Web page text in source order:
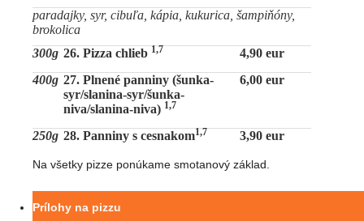
paradajky, syr, cibuľa, kápia, kukurica, šampiňóny,
brokolica
300g 26. Pizza chlieb 1,7
4,90 eur
400g 27. Plnené panniny (šunka-
syr/slanina-syr/šunka-
niva/slanina-niva) 1,7
6,00 eur
250g 28. Panniny s cesnakom1,7 3,90 eur
Na všetky pizze ponúkame smotanový základ.
Prílohy na pizzu